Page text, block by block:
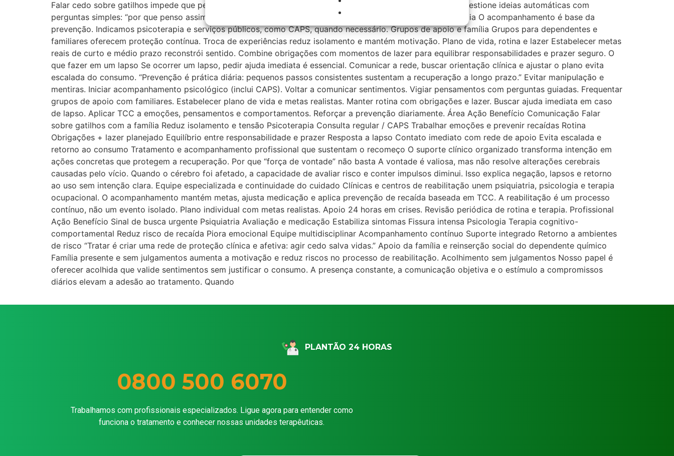
Falar cedo sobre gatilhos impede que pequenos episódios virem recaídas. Vigiar pensamentos e emoções Questione ideias automáticas com
perguntas simples: “por que penso assim?”, “qual o ganho disso?”. Acompanhamento psicológico e psicoterapia O acompanhamento é base da
prevenção. Indicamos psicoterapia e serviços públicos, como CAPS, quando necessário. Grupos de apoio e família Grupos para dependentes e
familiares oferecem proteção contínua. Troca de experiências reduz isolamento e mantém motivação. Plano de vida, rotina e lazer Estabelecer metas
reais de curto e médio prazo reconstrói sentido. Combine obrigações com momentos de lazer para equilibrar responsabilidades e prazer seguro. O
que fazer em um lapso Se ocorrer um lapso, pedir ajuda imediata é essencial. Comunicar a rede, buscar orientação clínica e ajustar o plano evita
escalada do consumo. “Prevenção é prática diária: pequenos passos consistentes sustentam a recuperação a longo prazo.” Evitar manipulação e
mentiras. Iniciar acompanhamento psicológico (inclui CAPS). Voltar a comunicar sentimentos. Vigiar pensamentos com perguntas guiadas. Frequentar
grupos de apoio com familiares. Estabelecer plano de vida e metas realistas. Manter rotina com obrigações e lazer. Buscar ajuda imediata em caso
de lapso. Aplicar TCC a emoções, pensamentos e comportamentos. Reforçar a prevenção diariamente. Área Ação Benefício Comunicação Falar
sobre gatilhos com a família Reduz isolamento e tensão Psicoterapia Consulta regular / CAPS Trabalhar emoções e prevenir recaídas Rotina
Obrigações + lazer planejado Equilíbrio entre responsabilidade e prazer Resposta a lapso Contato imediato com rede de apoio Evita escalada e
retorno ao consumo Tratamento e acompanhamento profissional que sustentam o recomeço O suporte clínico organizado transforma intenção em
ações concretas que protegem a recuperação. Por que “força de vontade” não basta A vontade é valiosa, mas não resolve alterações cerebrais
causadas pelo vício. Quando o cérebro foi afetado, a capacidade de avaliar risco e conter impulsos diminui. Isso explica negação, lapsos e retorno
ao uso sem intenção clara. Equipe especializada e continuidade do cuidado Clínicas e centros de reabilitação unem psiquiatria, psicologia e terapia
ocupacional. O acompanhamento mantém metas, ajusta medicação e aplica prevenção de recaída baseada em TCC. A reabilitação é um processo
contínuo, não um evento isolado. Plano individual com metas realistas. Apoio 24 horas em crises. Revisão periódica de rotina e terapia. Profissional
Ação Benefício Sinal de busca urgente Psiquiatria Avaliação e medicação Estabiliza sintomas Fissura intensa Psicologia Terapia cognitivo-
comportamental Reduz risco de recaída Piora emocional Equipe multidisciplinar Acompanhamento contínuo Suporte integrado Retorno a ambientes
de risco “Tratar é criar uma rede de proteção clínica e afetiva: agir cedo salva vidas.” Apoio da família e reinserção social do dependente químico
Família presente e sem julgamentos aumenta a motivação e reduz riscos no processo de reabilitação. Acolhimento sem julgamentos Nosso papel é
oferecer acolhida que valide sentimentos sem justificar o consumo. A presença constante, a comunicação objetiva e o estímulo a compromissos
diários elevam a adesão ao tratamento. Quando
PLANTÃO 24 HORAS
0800 500 6070
Trabalhamos com profissionais especializados. Ligue agora para entender como
funciona o tratamento e conhecer nossas unidades terapêuticas.